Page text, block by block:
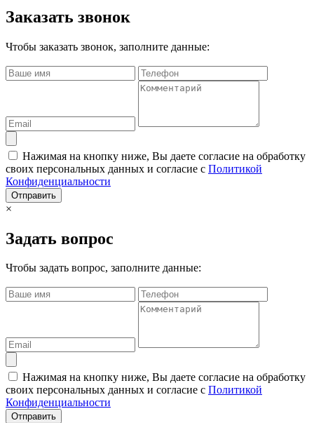
Заказать звонок
Чтобы заказать звонок, заполните данные:
Нажимая на кнопку ниже, Вы даете согласие на обработку
своих персональных данных и согласие с Политикой
Конфиденциальности
Отправить
×
Задать вопрос
Чтобы задать вопрос, заполните данные:
Нажимая на кнопку ниже, Вы даете согласие на обработку
своих персональных данных и согласие с Политикой
Конфиденциальности
Отправить